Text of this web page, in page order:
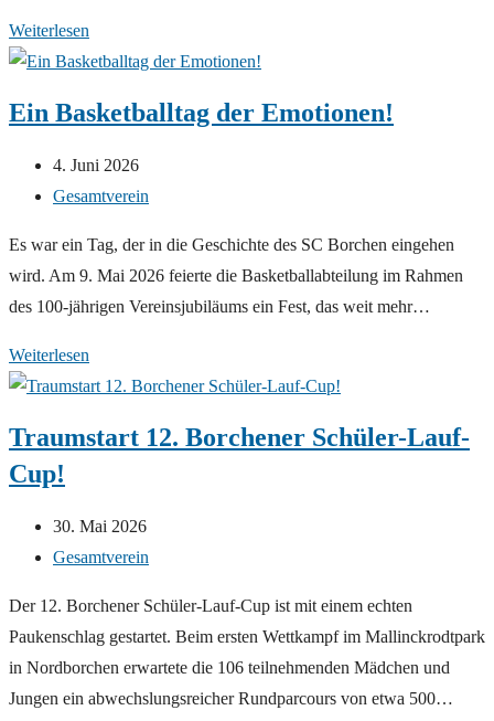
Weiterlesen
am
Ein Basketballtag der Emotionen!
Beitrag
veröffentlicht:
4. Juni 2026
Beitrags-
Gesamtverein
Es war ein Tag, der in die Geschichte des SC Borchen eingehen
wird. Am 9. Mai 2026 feierte die Basketballabteilung im Rahmen
des 100-jährigen Vereinsjubiläums ein Fest, das weit mehr…
Weiterlesen
Basketballtag
Emotionen!
Traumstart 12. Borchener Schüler-Lauf-
Cup!
Beitrag
veröffentlicht:
30. Mai 2026
Beitrags-
Gesamtverein
Der 12. Borchener Schüler-Lauf-Cup ist mit einem echten
Paukenschlag gestartet. Beim ersten Wettkampf im Mallinckrodtpark
in Nordborchen erwartete die 106 teilnehmenden Mädchen und
Jungen ein abwechslungsreicher Rundparcours von etwa 500…